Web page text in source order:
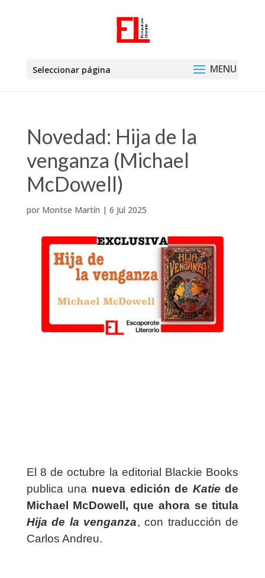
Seleccionar página
Novedad: Hija de la
venganza (Michael
McDowell)
por Montse Martín | 6 Jul 2025
El 8 de octubre la editorial Blackie Books
publica una nueva edición de Katiede
Michael McDowell, que ahora se titula
Hija de la venganza, con traducción de
Carlos Andreu.